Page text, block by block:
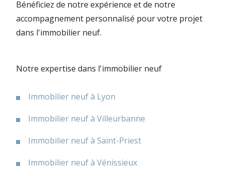
Bénéficiez de notre expérience et de notre
accompagnement personnalisé pour votre projet
dans l'immobilier neuf.
Notre expertise dans l'immobilier neuf
Immobilier neuf à Lyon
Immobilier neuf à Villeurbanne
Immobilier neuf à Saint-Priest
Immobilier neuf à Vénissieux